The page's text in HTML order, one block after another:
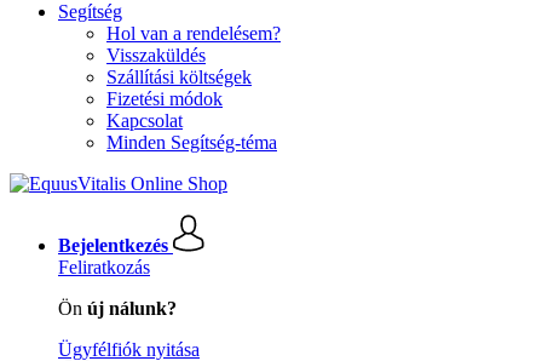
Segítség
Hol van a rendelésem?
Visszaküldés
Szállítási költségek
Fizetési módok
Kapcsolat
Minden Segítség-téma
Bejelentkezés
Feliratkozás
Ön új nálunk?
Ügyfélfiók nyitása